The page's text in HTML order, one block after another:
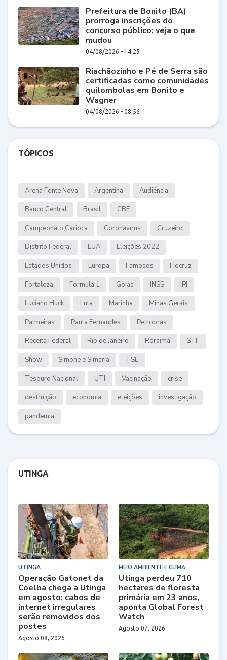
Prefeitura de Bonito (BA)
prorroga inscrições do
concurso público; veja o que
mudou
04/08/2026 - 14:25
Riachãozinho e Pé de Serra são
certificadas como comunidades
quilombolas em Bonito e
Wagner
04/08/2026 - 08:56
TÓPICOS
Arena Fonte Nova Argentina Audiência
Banco Central Brasil CBF
Campeonato Carioca Coronavírus Cruzeiro
Distrito Federal EUA Eleições 2022
Estados Unidos Europa Famosos Fiocruz
Fortaleza Fórmula 1 Goiás INSS IPI
Luciano Huck Lula Marinha Minas Gerais
Palmeiras Paula Fernandes Petrobras
Receita Federal Rio de Janeiro Roraima STF
Show Simone e Simaria TSE
Tesouro Nacional UTI Vacinação crise
destruição economia eleições investigação
pandemia
UTINGA
UTINGA
Operação Gatonet da
Coelba chega a Utinga
em agosto; cabos de
internet irregulares
serão removidos dos
postes
Agosto 08, 2026
MEIO AMBIENTE E CLIMA
Utinga perdeu 710
hectares de floresta
primária em 23 anos,
aponta Global Forest
Watch
Agosto 07, 2026